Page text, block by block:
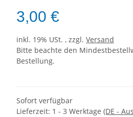
3,00 €
inkl. 19% USt. , zzgl. Versand
Bitte beachte den
Bestellung.
Sofort verfügbar
Lieferzeit: 1 - 3 Werktage (DE -